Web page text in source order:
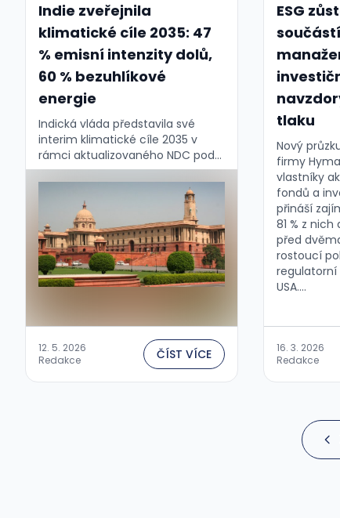
Indie zveřejnila
klimatické cíle 2035: 47
% emisní intenzity dolů,
60 % bezuhlíkové
energie
Indická vláda představila své
interim klimatické cíle 2035 v
rámci aktualizovaného NDC pod
Pařížskou dohodou. Pro třetího
největšího emitenta světa jde o
klíčový milník, prvotní reakce jsou
ale rozporuplné....
12. 5. 2026
Redakce
ČÍST VÍCE
ESG
tlaku
Nový
firmy
vlastníky
fondů a
přináší
81 % z
před
rostoucí
USA....
16. 3. 2026
Redakce